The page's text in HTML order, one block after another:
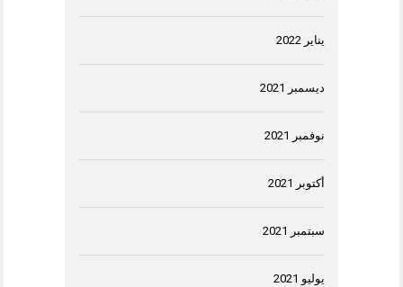
يناير 2022
ديسمبر 2021
نوفمبر 2021
أكتوبر 2021
سبتمبر 2021
يوليو 2021